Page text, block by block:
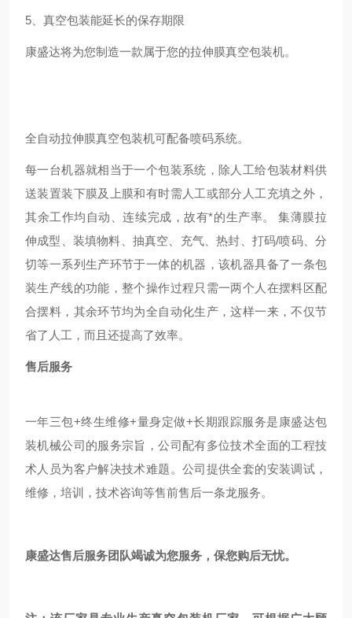
5 、真空包装能延长的保存期限
康盛达将为您制造一款属于您的拉伸膜真空包装机。
全自动拉伸膜真空包装机可配备喷码系统。
每一台机器就相当于一个包装系统，除人工给包装材料供
送装置装下膜及上膜和有时需人工或部分人工充填之外，
其余工作均自动、连续完成，故有*的生产率。 集薄膜拉
伸成型、装填物料、抽真空、充气、热封、打码/喷码、分
切等一系列生产环节于一体的机器，该机器具备了一条包
装生产线的功能，整个操作过程只需一两个人在摆料区配
合摆料，其余环节均为全自动化生产，这样一来，不仅节
省了人工，而且还提高了效率。
售后服务
一年三包+终生维修+量身定做+长期跟踪服务是康盛达包
装机械公司的服务宗旨，公司配有多位技术全面的工程技
术人员为客户解决技术难题。公司提供全套的安装调试，
维修，培训，技术咨询等售前售后一条龙服务。
康盛达售后服务团队竭诚为您服务，保您购后无忧。